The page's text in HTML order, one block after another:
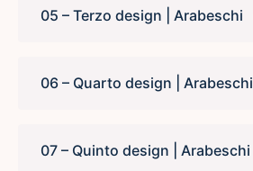
05 – Terzo design | Arabeschi
06 – Quarto design | Arabeschi
07 – Quinto design | Arabeschi